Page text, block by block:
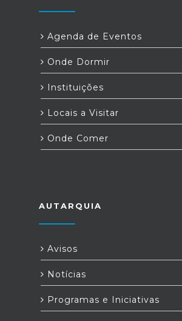
Agenda de Eventos
Onde Dormir
Instituições
Locais a Visitar
Onde Comer
AUTARQUIA
Avisos
Notícias
Programas e Iniciativas